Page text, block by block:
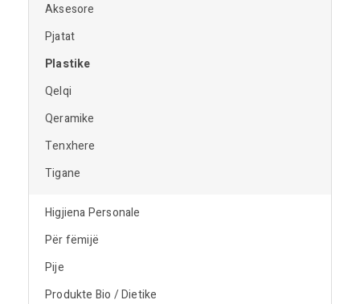
Aksesore
Pjatat
Plastike
Qelqi
Qeramike
Tenxhere
Tigane
Higjiena Personale
Për fëmijë
Pije
Produkte Bio / Dietike